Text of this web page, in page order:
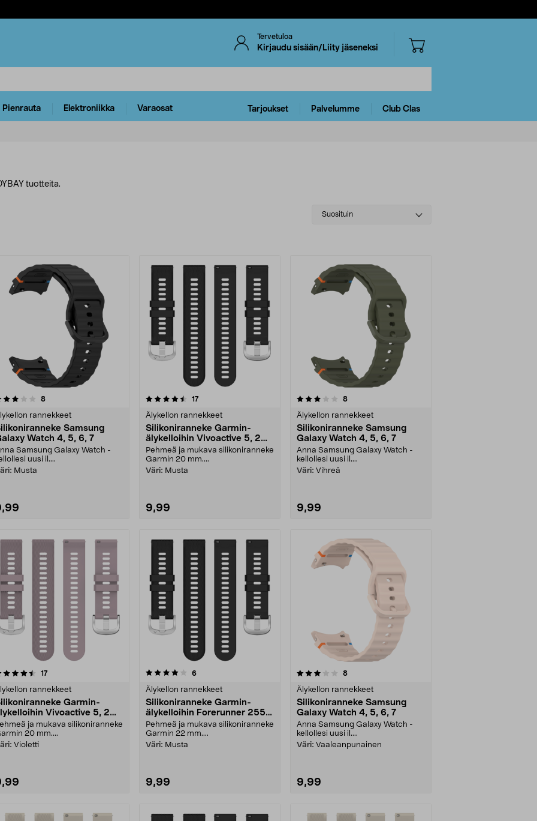
Tervetuloa
Kirjaudu sisään/Liity jäseneksi
Pienrauta Elektroniikka Varaosat Tarjoukset Palvelumme Club Clas
tuotteita.
Select
Suosituin
8arvostelut
rannekkeet
Samsung
Watch 4, 5, 6, 7
Samsung Galaxy Watch -
uusi il....
Musta
4.5 viidestä
17arvostelut
Älykellon rannekkeet
Silikoniranneke Garmin-
älykelloihin Vivoactive 5, 20
mm
Pehmeä ja mukava silikoniranneke
Garmin 20 mm....
Väri: Musta
9,99
3.0 viidestä
8arvostelut
Älykellon rannekkeet
Silikoniranneke Samsung
Galaxy Watch 4, 5, 6, 7
Anna Samsung Galaxy Watch -
kellollesi uusi il....
Väri: Vihreä
9,99
17arvostelut
rannekkeet
Garmin-
Vivoactive 5, 20
ja mukava silikoniranneke
20 mm....
Violetti
4.0 viidestä
6arvostelut
Älykellon rannekkeet
Silikoniranneke Garmin-
älykelloihin Forerunner 255,
22 mm
Pehmeä ja mukava silikoniranneke
Garmin 22 mm....
Väri: Musta
9,99
3.0 viidestä
8arvostelut
Älykellon rannekkeet
Silikoniranneke Samsung
Galaxy Watch 4, 5, 6, 7
Anna Samsung Galaxy Watch -
kellollesi uusi il....
Väri: Vaaleanpunainen
9,99